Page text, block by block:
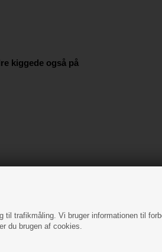
trafikmåling. Vi bruger informationen til
du brugen af cookies.
kiggede også på